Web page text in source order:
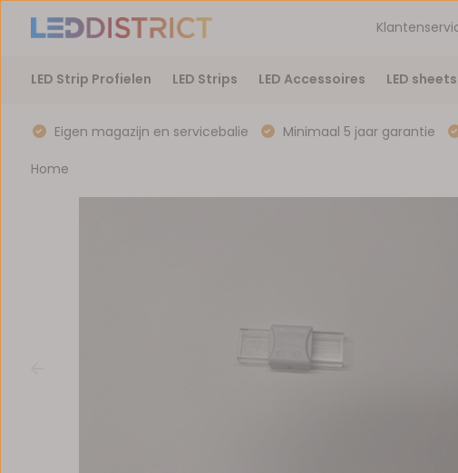
LED Strip Profielen LED Strips LED Accessoires LED sheets
Eigen magazijn en servicebalie Minimaal 5 jaar garantie
Home